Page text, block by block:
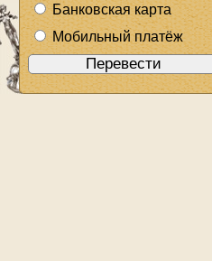
Банковская карта
Мобильный платёж